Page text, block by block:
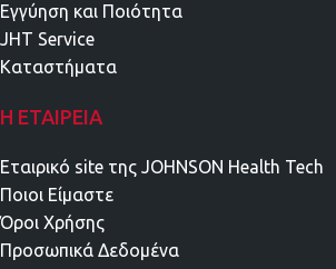
Εγγύηση και Ποιότητα
JHT Service
Καταστήματα
Η ΕΤΑΙΡΕΊΑ
Εταιρικό site της JOHNSON Health Tech
Ποιοι Είμαστε
Όροι Χρήσης
Προσωπικά Δεδομένα